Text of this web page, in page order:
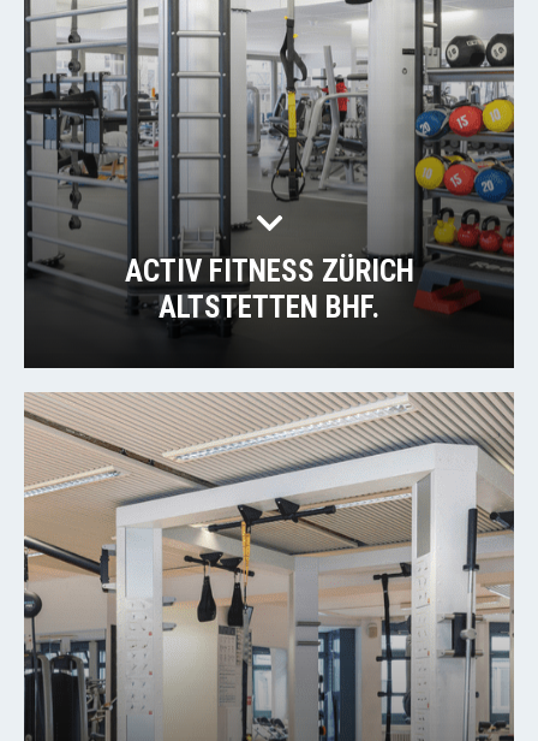
ACTIV FITNESS ZÜRICH
ALTSTETTEN BHF.